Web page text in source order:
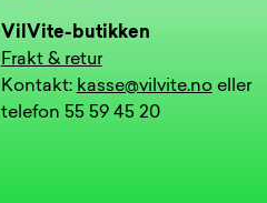
VilVite-butikken
Frakt & retur
Kontakt: kasse@vilvite.noeller
telefon 55 59 45 20